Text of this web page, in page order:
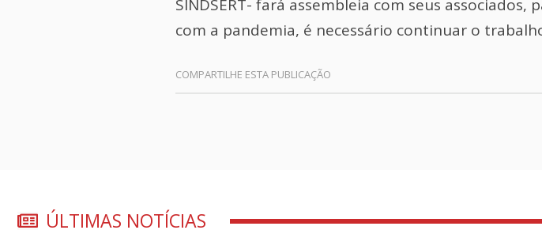
SINDSERT- fará assembleia com seus
com a pandemia, é necessário continuar o
ÚLTIMAS NOTÍCIAS